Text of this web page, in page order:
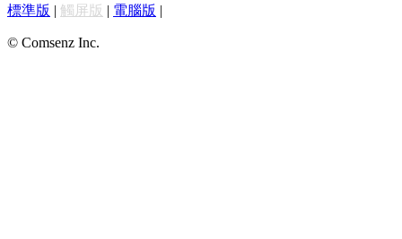
標準版 | 觸屏版 | 電腦版 |
© Comsenz Inc.